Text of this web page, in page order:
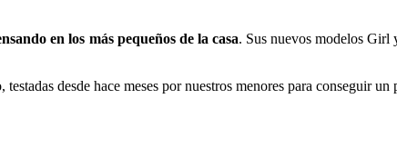
en los más pequeños de la casa. Sus nuevos modelos Girl
desde hace meses por nuestros menores para conseguir